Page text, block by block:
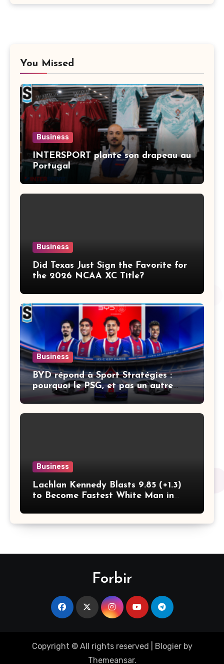
You Missed
Business
INTERSPORT plante son drapeau au
Portugal
Business
Did Texas Just Sign the Favorite for
the 2026 NCAA XC Title?
Business
BYD répond à Sport Stratégies :
pourquoi le PSG, et pas un autre
club
Business
Lachlan Kennedy Blasts 9.85 (+1.3)
to Become Fastest White Man in
Comm Games Gold in 9.83
Forbir
Copyright © All rights reserved Blogierby
Themeansar.